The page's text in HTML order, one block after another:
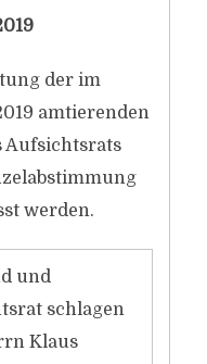
der im
amtierenden
Aufsichtsrats
werden.
und
schlagen
Klaus